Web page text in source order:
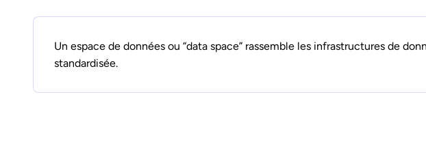
Un espace de données ou “data space” rassemble les infrastructures de
standardisée.